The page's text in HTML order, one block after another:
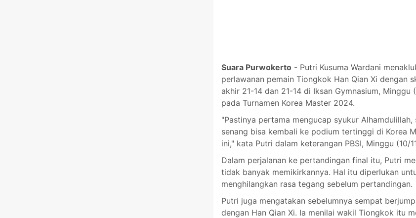
Suara Purwokerto - Putri Kusuma Wardani
perlawanan pemain Tiongkok Han Qian Xi dengan
akhir 21-14 dan 21-14 di Iksan Gymnasium, Minggu
pada Turnamen Korea Master 2024.
"Pastinya pertama mengucap syukur Alhamdulillah,
senang bisa kembali ke podium tertinggi di Korea
ini," kata Putri dalam keterangan PBSI, Minggu (10/
Dalam perjalanan ke pertandingan final itu, Putri
tidak banyak memikirkannya. Hal itu diperlukan
menghilangkan rasa tegang sebelum pertandingan.
Putri juga mengatakan sebelumnya sempat
dengan Han Qian Xi. Ia menilai wakil Tiongkok itu